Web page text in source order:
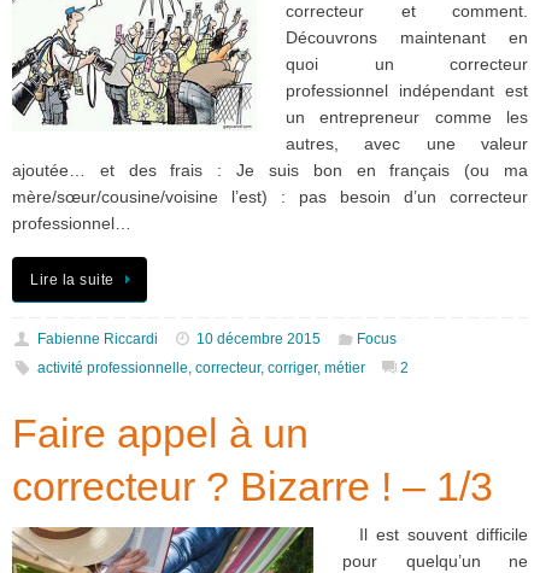
correcteur et comment.
Découvrons maintenant en
quoi un correcteur
professionnel indépendant est
un entrepreneur comme les
autres, avec une valeur
ajoutée… et des frais : Je suis bon en français (ou ma
mère/sœur/cousine/voisine l’est) : pas besoin d’un correcteur
professionnel…
Lire la suite
Fabienne Riccardi 10 décembre 2015
Focus
activité professionnelle, correcteur, corriger, métier 2
Faire appel à un
correcteur ? Bizarre ! – 1/3
Il est souvent difficile
pour quelqu’un ne